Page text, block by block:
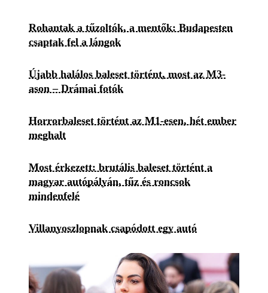
Rohantak a tűzoltók, a mentők: Budapesten
csaptak fel a lángok
Újabb halálos baleset történt, most az M3-
ason – Drámai fotók
Horrorbaleset történt az M1-esen, hét ember
meghalt
Most érkezett: brutális baleset történt a
magyar autópályán, tűz és roncsok
mindenfelé
Villanyoszlopnak csapódott egy autó